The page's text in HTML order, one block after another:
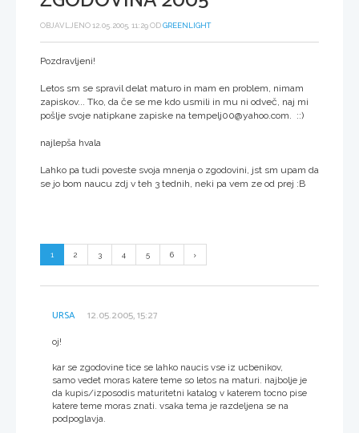
OBJAVLJENO 12.05.2005, 11:29 ODGREENLIGHT
Pozdravljeni!
Letos sm se spravil delat maturo in mam en problem, nimam
zapiskov... Tko, da če se me kdo usmili in mu ni odveč, naj mi
pošlje svoje natipkane zapiske na tempelj00@yahoo.com. ::)
najlepša hvala
Lahko pa tudi poveste svoja mnenja o zgodovini, jst sm upam da
se jo bom naucu zdj v teh 3 tednih, neki pa vem ze od prej :B
1 2 3 4 5 6
URSA 12.05.2005, 15:27
oj!
kar se zgodovine tice se lahko naucis vse iz ucbenikov,
samo vedet moras katere teme so letos na maturi. najbolje je
da kupis/izposodis maturitetni katalog v katerem tocno pise
katere teme moras znati. vsaka tema je razdeljena se na
podpoglavja.